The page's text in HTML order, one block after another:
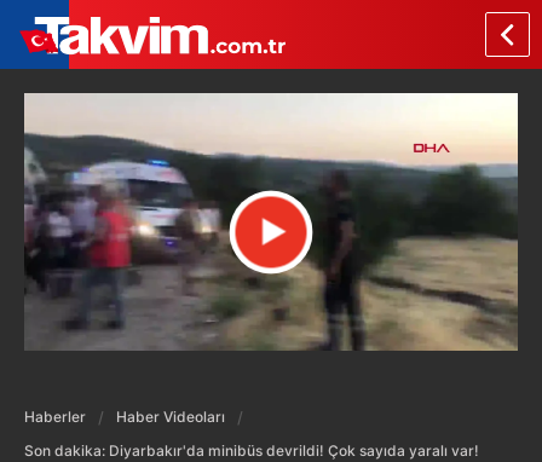
Haberler
Haber Videoları
Son dakika: Diyarbakır'da minibüs devrildi! Çok sayıda yaralı var!